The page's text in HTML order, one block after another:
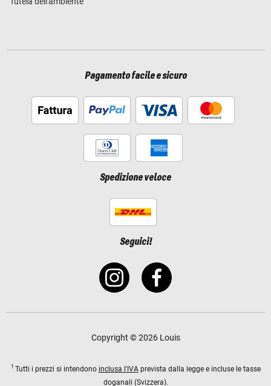
Pagamento facile e sicuro
Spedizione veloce
Seguici!
Copyright © 2026 Louis
1 Tutti i prezzi si intendono inclusa l'IVAprevista dalla legge e incluse le tasse
doganali (Svizzera).